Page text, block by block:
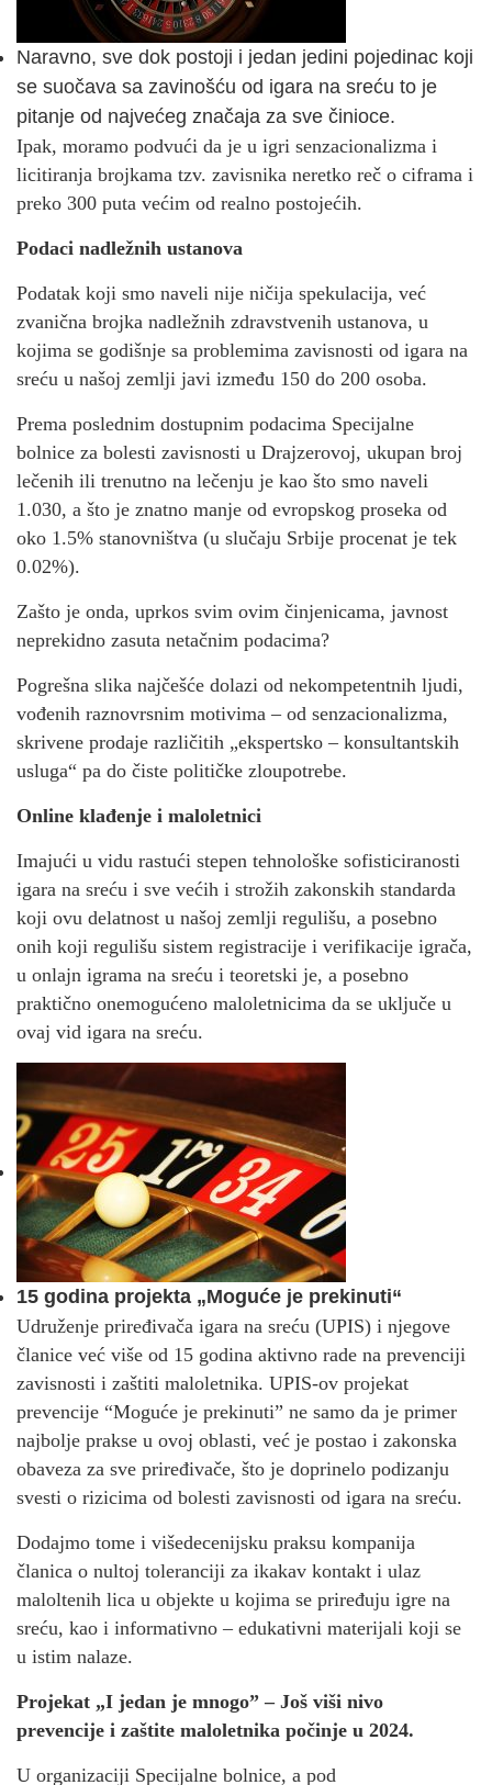
Naravno, sve dok postoji i jedan jedini pojedinac koji
se suočava sa zavinošću od igara na sreću to je
pitanje od najvećeg značaja za sve činioce.
Ipak, moramo podvući da je u igri senzacionalizma i
licitiranja brojkama tzv. zavisnika neretko reč o ciframa i
preko 300 puta većim od realno postojećih.
Podaci nadležnih ustanova
Podatak koji smo naveli nije ničija spekulacija, već
zvanična brojka nadležnih zdravstvenih ustanova, u
kojima se godišnje sa problemima zavisnosti od igara na
sreću u našoj zemlji javi između 150 do 200 osoba.
Prema poslednim dostupnim podacima Specijalne
bolnice za bolesti zavisnosti u Drajzerovoj, ukupan broj
lečenih ili trenutno na lečenju je kao što smo naveli
1.030, a što je znatno manje od evropskog proseka od
oko 1.5% stanovništva (u slučaju Srbije procenat je tek
0.02%).
Zašto je onda, uprkos svim ovim činjenicama, javnost
neprekidno zasuta netačnim podacima?
Pogrešna slika najčešće dolazi od nekompetentnih ljudi,
vođenih raznovrsnim motivima – od senzacionalizma,
skrivene prodaje različitih „ekspertsko – konsultantskih
usluga“ pa do čiste političke zloupotrebe.
Online klađenje i maloletnici
Imajući u vidu rastući stepen tehnološke sofisticiranosti
igara na sreću i sve većih i strožih zakonskih standarda
koji ovu delatnost u našoj zemlji regulišu, a posebno
onih koji regulišu sistem registracije i verifikacije igrača,
u onlajn igrama na sreću i teoretski je, a posebno
praktično onemogućeno maloletnicima da se uključe u
ovaj vid igara na sreću.
15 godina projekta „Moguće je prekinuti“
Udruženje priređivača igara na sreću (UPIS) i njegove
članice već više od 15 godina aktivno rade na prevenciji
zavisnosti i zaštiti maloletnika. UPIS-ov projekat
prevencije “Moguće je prekinuti” ne samo da je primer
najbolje prakse u ovoj oblasti, već je postao i zakonska
obaveza za sve priređivače, što je doprinelo podizanju
svesti o rizicima od bolesti zavisnosti od igara na sreću.
Dodajmo tome i višedecenijsku praksu kompanija
članica o nultoj toleranciji za ikakav kontakt i ulaz
maloltenih lica u objekte u kojima se priređuju igre na
sreću, kao i informativno – edukativni materijali koji se
u istim nalaze.
Projekat „I jedan je mnogo” – Još viši nivo
prevencije i zaštite maloletnika počinje u 2024.
U organizaciji Specijalne bolnice, a pod